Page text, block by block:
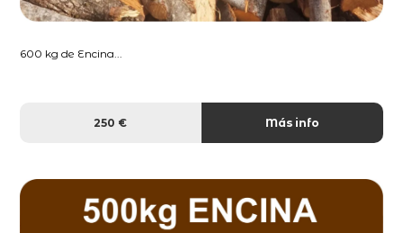
600 kg de Encina...
250 € Más info